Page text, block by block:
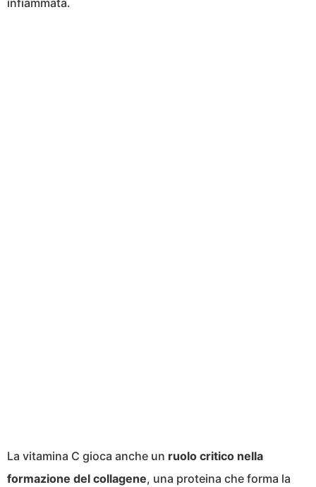
infiammata.
La vitamina C gioca anche un ruolo critico nella
formazione del collagene, una proteina che forma la